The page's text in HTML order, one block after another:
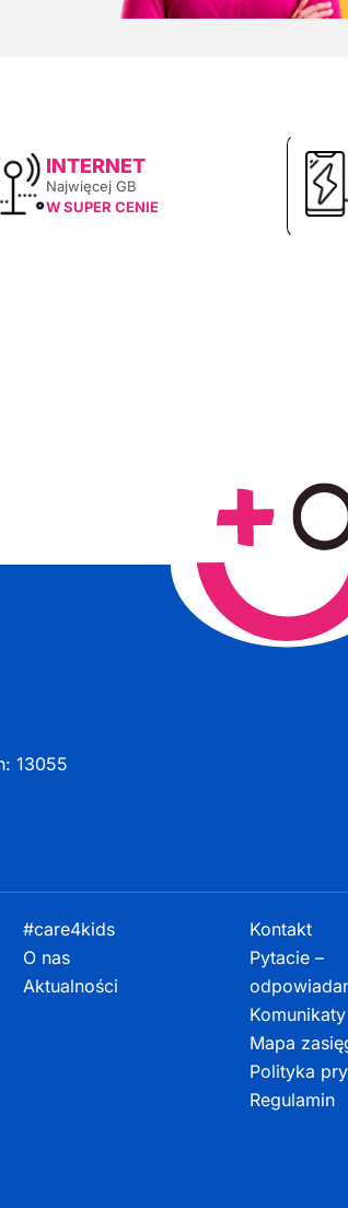
INTERNET
Najwięcej GB
W SUPER CENIE
13055
#care4kids
O nas
Aktualności
Kontakt
Pytacie –
Komunikaty
Mapa
Polityka
Regulamin